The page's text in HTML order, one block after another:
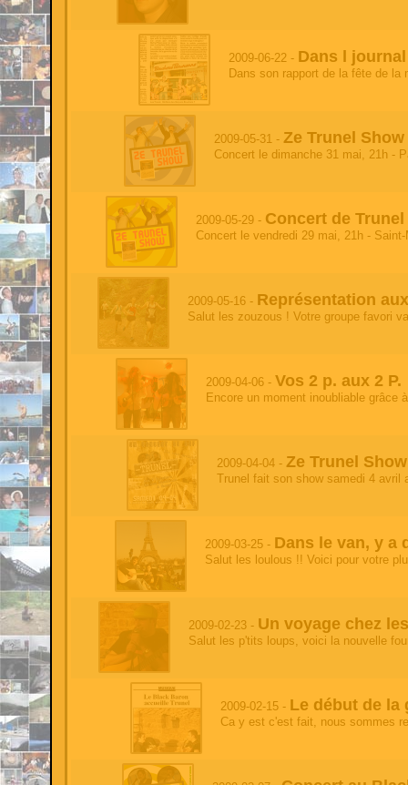
test - 2026-06-13 05:17:50
test
test - 2026-06-13 05:17:50
test
test'- 2026-06-13 05:17:50
test
test- 2026-06-13 05:17:50
test
'- 2026-06-13 05:17:50
test
test- 2026-06-13 05:17:50
test
test - 2026-06-13 05:17:50
test
test
- 2026-06-05 20:46:38
test
test
test'
test - 2026-06-05 20:46:38
test
test
test'- 2026-06-05 20:46:38
test
- 2026-06-05 20:46:37
test- 2026-06-05 20:46:37
'
- 2026-05-17 12:11:49
test'
test'- 2026-05-17 12:11:49
2009-06-22 - Dans l
Dans son rapport de la fête de
2009-05-31 - Ze Trunel
Concert le dimanche 31 mai, 21h -
2009-05-29 - Concert de
Concert le vendredi 29 mai, 21h -
2009-05-16 - Représentation
Salut les zouzous ! Votre groupe favori
2009-04-06 - Vos 2 p. aux 2 P.
Encore un moment inoubliable grâce
2009-04-04 - Ze Trunel
Trunel fait son show samedi 4 avril
2009-03-25 - Dans le van, y a
Salut les loulous !! Voici pour votre
2009-02-23 - Un voyage chez
Salut les p'tits loups, voici la nouvelle
2009-02-15 - Le début de la
Ca y est c'est fait, nous sommes